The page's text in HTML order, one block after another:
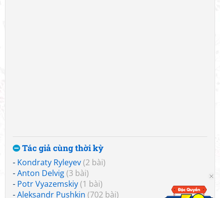
Tác giả cùng thời kỳ
- Kondraty Ryleyev(2 bài)
-Anton Delvig(3 bài)
- Potr Vyazemskiy(1 bài)
-Aleksandr Pushkin (702 bài)